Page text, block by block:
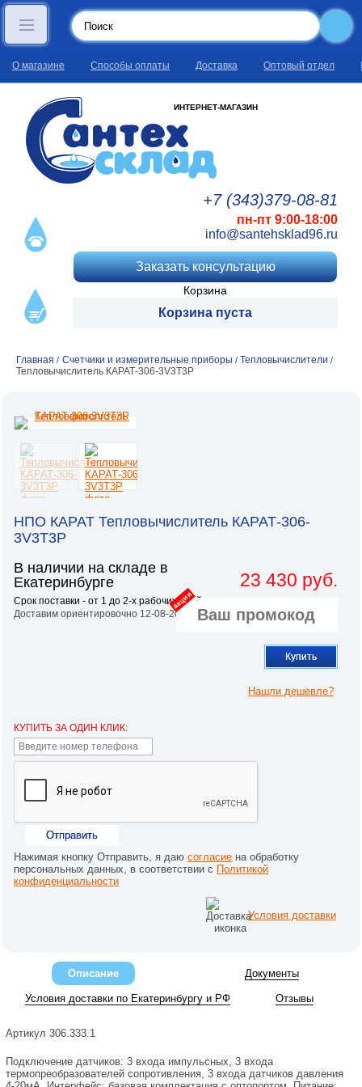
О магазине Способы оплаты Доставка Оптовый отдел
ИНТЕРНЕТ-МАГАЗИН
+7 (343)379-08-81
пн-пт 9:00-18:00
info@santehsklad96.ru
Заказать консультацию
Корзина
Корзина пуста
Главная / Счетчики и измерительные приборы / Тепловычислители /
Тепловычислитель КАРАТ-306-3V3T3P
НПО КАРАТ Тепловычислитель КАРАТ-306-
3V3T3P
В наличии на складе в
Екатеринбурге
Срок поставки - от 1 до 2-х рабочих дней.
Доставим ориентировочно 12-08-2026
23 430 руб.
акция
Купить
Нашли дешевле?
КУПИТЬ ЗА ОДИН КЛИК:
Отправить
Нажимая кнопку Отправить, я даюсогласие на обработку
персональных данных, в соответствии с Политикой
конфиденциальности
Условия доставки
Описание Документы
Условия доставки по Екатеринбургу и РФ Отзывы
Артикул 306.333.1
Подключение датчиков: 3 входа импульсных, 3 входа
термопреобразователей сопротивления, 3 входа датчиков давления